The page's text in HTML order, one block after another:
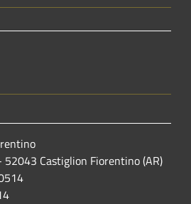
Castiglion Fiorentino (AR)